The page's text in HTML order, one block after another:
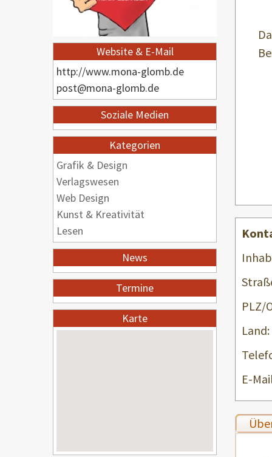
Website & E-Mail
http://www.mona-glomb.de
post@mona-glomb.de
Soziale Medien
Kategorien
Grafik & Design
Verlagswesen
Web Design
Kunst & Kreativität
Lesen
News
Termine
Karte
PLZ/
Land:
E-